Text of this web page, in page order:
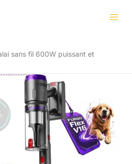
sans fil 600W puissant et